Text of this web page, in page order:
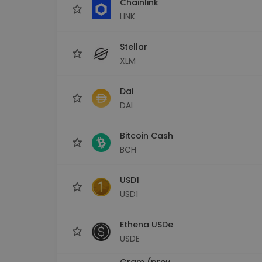
LINK
Stellar
XLM
Dai
DAI
Bitcoin Cash
BCH
USD1
USD1
Ethena USDe
USDE